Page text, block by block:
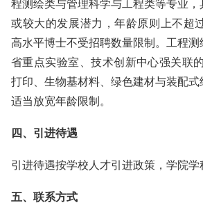
程测绘类与管理科学与工程类等专业，
或较大的发展潜力，年龄原则上不超
高水平博士不受招聘数量限制。工程
省重点实验室、技术创新中心强关联
打印、生物基材料、绿色建材与装配
适当放宽年龄限制。
四、引进待遇
引进待遇按学校人才引进政策，学院学
五、联系方式